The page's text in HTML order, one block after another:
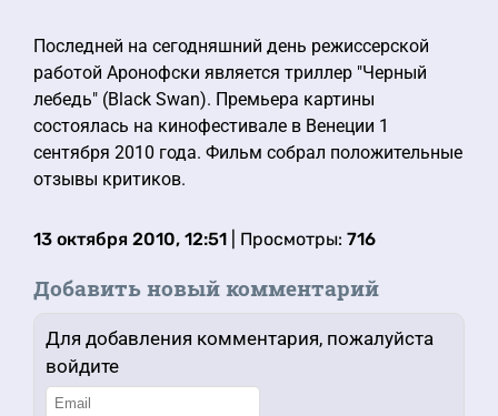
Последней на сегодняшний день режиссерской
работой Аронофски является триллер "Черный
лебедь" (Black Swan). Премьера картины
состоялась на кинофестивале в Венеции 1
сентября 2010 года. Фильм собрал положительные
отзывы критиков.
13 октября 2010, 12:51 | Просмотры: 716
Добавить новый комментарий
Для добавления комментария, пожалуйста
войдите